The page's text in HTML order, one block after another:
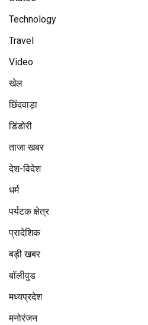
Technology
Travel
Video
खेल
छिंदवाड़ा
डिंडोरी
ताजा खबर
देश-विदेश
धर्म
पर्यटक क्षेत्र
प्रादेशिक
बड़ी खबर
बॉलीवुड
मध्यप्रदेश
मनोरंजन